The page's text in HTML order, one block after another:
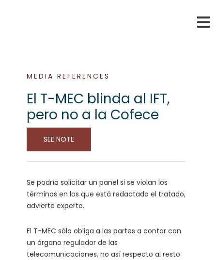
MEDIA REFERENCES
El T-MEC blinda al IFT,
pero no a la Cofece
SEE NOTE
Se podría solicitar un panel si se violan los
términos en los que está redactado el tratado,
advierte experto.
El T-MEC sólo obliga a las partes a contar con
un órgano regulador de las
telecomunicaciones, no así respecto al resto